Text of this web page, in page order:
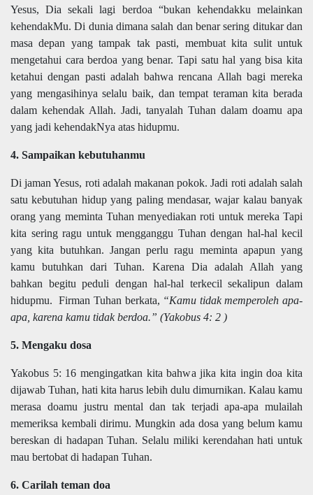
Yesus, Dia sekali lagi berdoa “bukan kehendakku melainkan
kehendakMu. Di dunia dimana salah dan benar sering ditukar dan
masa depan yang tampak tak pasti, membuat kita sulit untuk
mengetahui cara berdoa yang benar. Tapi satu hal yang bisa kita
ketahui dengan pasti adalah bahwa rencana Allah bagi mereka
yang mengasihinya selalu baik, dan tempat teraman kita berada
dalam kehendak Allah. Jadi, tanyalah Tuhan dalam doamu apa
yang jadi kehendakNya atas hidupmu.
4. Sampaikan kebutuhanmu
Di jaman Yesus, roti adalah makanan pokok. Jadi roti adalah salah
satu kebutuhan hidup yang paling mendasar, wajar kalau banyak
orang yang meminta Tuhan menyediakan roti untuk mereka Tapi
kita sering ragu untuk mengganggu Tuhan dengan hal-hal kecil
yang kita butuhkan. Jangan perlu ragu meminta apapun yang
kamu butuhkan dari Tuhan. Karena Dia adalah Allah yang
bahkan begitu peduli dengan hal-hal terkecil sekalipun dalam
hidupmu. Firman Tuhan berkata, “Kamu tidak memperoleh apa-
apa, karena kamu tidak berdoa.” (Yakobus 4: 2 )
5. Mengaku dosa
Yakobus 5: 16 mengingatkan kita bahwa jika kita ingin doa kita
dijawab Tuhan, hati kita harus lebih dulu dimurnikan. Kalau kamu
merasa doamu justru mental dan tak terjadi apa-apa mulailah
memeriksa kembali dirimu. Mungkin ada dosa yang belum kamu
bereskan di hadapan Tuhan. Selalu miliki kerendahan hati untuk
mau bertobat di hadapan Tuhan.
6. Carilah teman doa